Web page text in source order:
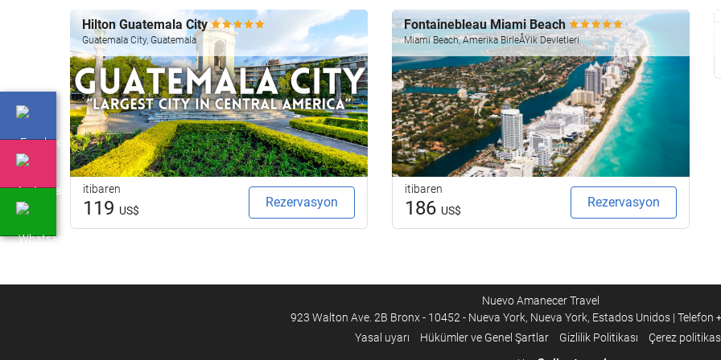
Hilton Guatemala City
Guatemala City, Guatemala
itibaren
119 US$
Rezervasyon
Fontainebleau Miami Beach
Miami Beach, Amerika BirleÅŸik Devletleri
itibaren
186 US$
Rezervasyon
Nuevo Amanecer Travel
923 Walton Ave. 2B Bronx - 10452 - Nueva York, Nueva York, Estados Unidos | Telefon
Yasal uyarı Hükümler ve Genel Şartlar Gizlilik Politikası Çerez